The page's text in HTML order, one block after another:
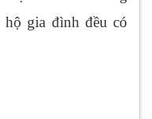
gia đình đều có